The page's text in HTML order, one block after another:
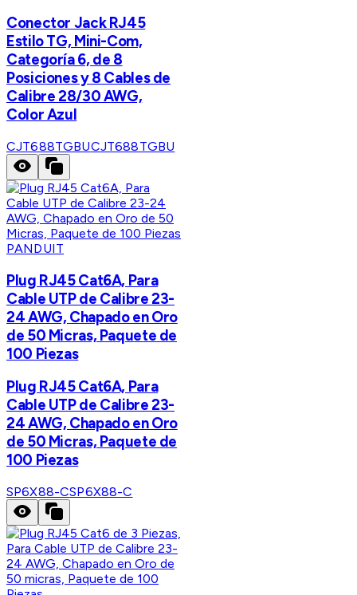
Conector Jack RJ45
Estilo TG, Mini-Com,
Categoría 6, de 8
Posiciones y 8 Cables de
Calibre 28/30 AWG,
Color Azul
CJT688TGBUCJT688TGBU
PANDUIT
Plug RJ45 Cat6A, Para
Cable UTP de Calibre 23-
24 AWG, Chapado en Oro
de 50 Micras, Paquete de
100 Piezas
Plug RJ45 Cat6A, Para
Cable UTP de Calibre 23-
24 AWG, Chapado en Oro
de 50 Micras, Paquete de
100 Piezas
SP6X88-CSP6X88-C